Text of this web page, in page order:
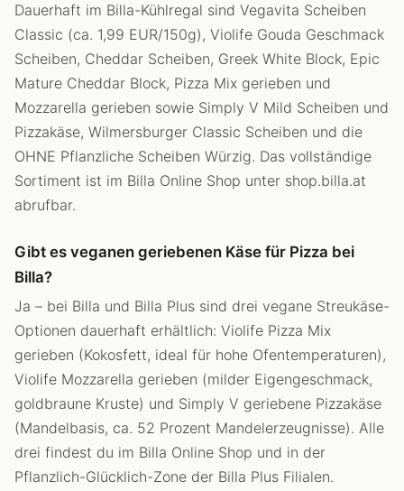
Dauerhaft im Billa-Kühlregal sind Vegavita Scheiben
Classic (ca. 1,99 EUR/150g), Violife Gouda Geschmack
Scheiben, Cheddar Scheiben, Greek White Block, Epic
Mature Cheddar Block, Pizza Mix gerieben und
Mozzarella gerieben sowie Simply V Mild Scheiben und
Pizzakäse, Wilmersburger Classic Scheiben und die
OHNE Pflanzliche Scheiben Würzig. Das vollständige
Sortiment ist im Billa Online Shop unter shop.billa.at
abrufbar.
Gibt es veganen geriebenen Käse für Pizza bei
Billa?
Ja – bei Billa und Billa Plus sind drei vegane Streukäse-
Optionen dauerhaft erhältlich: Violife Pizza Mix
gerieben (Kokosfett, ideal für hohe Ofentemperaturen),
Violife Mozzarella gerieben (milder Eigengeschmack,
goldbraune Kruste) und Simply V geriebene Pizzakäse
(Mandelbasis, ca. 52 Prozent Mandelerzeugnisse). Alle
drei findest du im Billa Online Shop und in der
Pflanzlich-Glücklich-Zone der Billa Plus Filialen.